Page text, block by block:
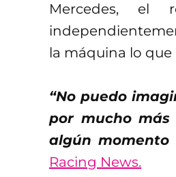
Mercedes, el
la máquina lo que
“No puedo
por mucho más
algún
Racing News.